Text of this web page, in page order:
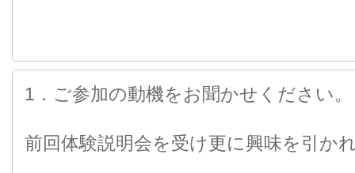
1．ご参加の動機をお聞かせください。
前回体験説明会を受け更に興味を引か